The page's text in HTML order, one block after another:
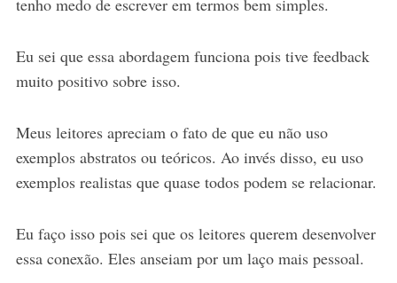
Eu sei que essa abordagem funciona pois tive feedback
muito positivo sobre isso.
Meus leitores apreciam o fato de que eu não uso
exemplos abstratos ou teóricos. Ao invés disso, eu uso
exemplos realistas que quase todos podem se relacionar.
Eu faço isso pois sei que os leitores querem desenvolver
essa conexão. Eles anseiam por um laço mais pessoal.